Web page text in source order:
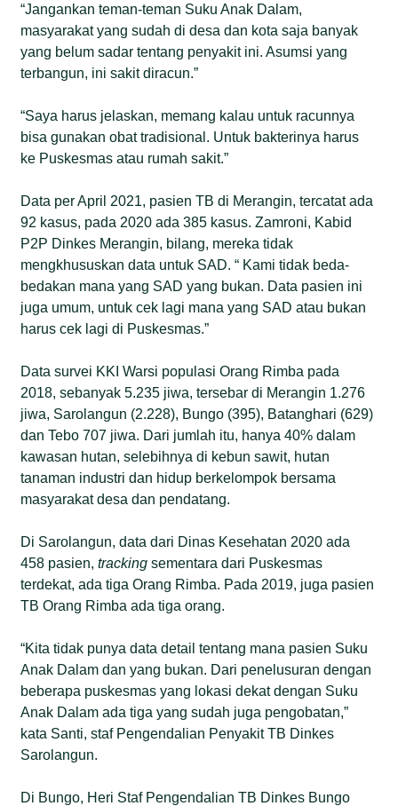
“Jangankan teman-teman Suku Anak Dalam,
masyarakat yang sudah di desa dan kota saja banyak
yang belum sadar tentang penyakit ini. Asumsi yang
terbangun, ini sakit diracun.”
“Saya harus jelaskan, memang kalau untuk racunnya
bisa gunakan obat tradisional. Untuk bakterinya harus
ke Puskesmas atau rumah sakit.”
Data per April 2021, pasien TB di Merangin, tercatat ada
92 kasus, pada 2020 ada 385 kasus. Zamroni, Kabid
P2P Dinkes Merangin, bilang, mereka tidak
mengkhususkan data untuk SAD. “ Kami tidak beda-
bedakan mana yang SAD yang bukan. Data pasien ini
juga umum, untuk cek lagi mana yang SAD atau bukan
harus cek lagi di Puskesmas.”
Data survei KKI Warsi populasi Orang Rimba pada
2018, sebanyak 5.235 jiwa, tersebar di Merangin 1.276
jiwa, Sarolangun (2.228), Bungo (395), Batanghari (629)
dan Tebo 707 jiwa. Dari jumlah itu, hanya 40% dalam
kawasan hutan, selebihnya di kebun sawit, hutan
tanaman industri dan hidup berkelompok bersama
masyarakat desa dan pendatang.
Di Sarolangun, data dari Dinas Kesehatan 2020 ada
458 pasien,trackingsementara dari Puskesmas
terdekat, ada tiga Orang Rimba. Pada 2019, juga pasien
TB Orang Rimba ada tiga orang.
“Kita tidak punya data detail tentang mana pasien Suku
Anak Dalam dan yang bukan. Dari penelusuran dengan
beberapa puskesmas yang lokasi dekat dengan Suku
Anak Dalam ada tiga yang sudah juga pengobatan,”
kata Santi, staf Pengendalian Penyakit TB Dinkes
Sarolangun.
Di Bungo, Heri Staf Pengendalian TB Dinkes Bungo